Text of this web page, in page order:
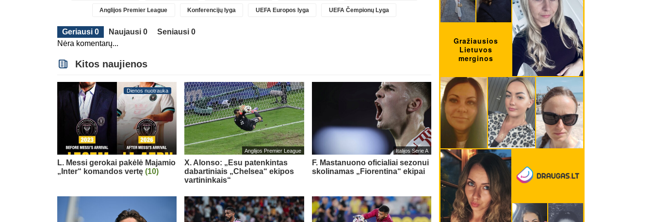
Anglijos Premier League Konferencijų lyga UEFA Europos lyga UEFA Čempionų Lyga
Geriausi 0 Naujausi 0
Seniausi 0
Nėra komentarų...
Kitos naujienos
Dienos nuotrauka
L. Messi gerokai pakėlė Majamio
„Inter“ komandos vertę (10)
Anglijos Premier League
X. Alonso: „Esu patenkintas
dabartiniais „Chelsea“ ekipos
vartininkais“
Italijos Serie A
F. Mastanuono oficialiai sezonui
skolinamas „Fiorentina“ ekipai